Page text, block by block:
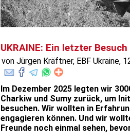
UKRAINE: Ein letzter
von Jürgen Kräftner, EBF Ukraine,
Im Dezember 2025 legten wir
Charkiw und Sumy zurück, um
besuchen. Wir wollten in
engagieren können. Und wir
Freunde noch einmal sehen,